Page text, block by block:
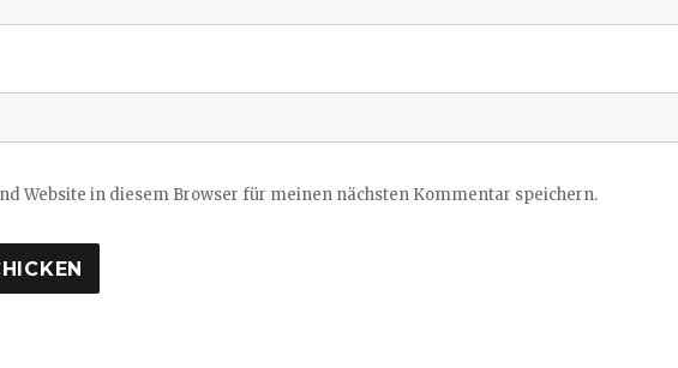
Website in diesem Browser für meinen nächsten Kommentar speichern.